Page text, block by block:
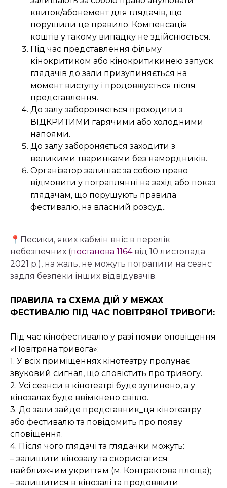
квиток/абонемент для глядачів, що
порушили це правило. Компенсація
коштів у такому випадку не здійснюється.
Під час представлення фільму
кінокритиком або кінокритикинею запуск
глядачів до зали призупиняється на
момент виступу і продовжується після
представлення.
До залу забороняється проходити з
ВІДКРИТИМИ гарячими або холодними
напоями.
До залу забороняється заходити з
великими тваринками без намордників.
Організатор залишає за собою право
відмовити у потраплянні на захід або показ
глядачам, що порушують правила
фестивалю, на власний розсуд..
📍Песики, яких кабмін вніс в перелік
небезпечних (постанова 1164від 10 листопада
2021 р.), на жаль, не можуть потрапити на сеанс
задля безпеки інших відвідувачів.
ПРАВИЛА та СХЕМА ДІЙ У МЕЖАХ
ФЕСТИВАЛЮ ПІД ЧАС ПОВІТРЯНОЇ ТРИВОГИ:
Під час кінофестивалю у разі появи оповіщення
«Повітряна тривога»:
1. У всіх приміщеннях кінотеатру пролунає
звуковий сигнал, що сповістить про тривогу.
2. Усі сеанси в кінотеатрі буде зупинено, а у
кінозалах буде ввімкнено світло.
3. До зали зайде представник_ця кінотеатру
або фестивалю та повідомить про появу
сповіщення.
4. Після чого глядачі та глядачки можуть:
– залишити кінозалу та скористатися
найближчим укриттям (м. Контрактова площа);
– залишитися в кінозалі та продовжити